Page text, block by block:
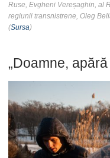
Ruse, Evgheni Vereșaghin, al
regiunii transnistrene, Oleg
(Sursa)
„Doamne,